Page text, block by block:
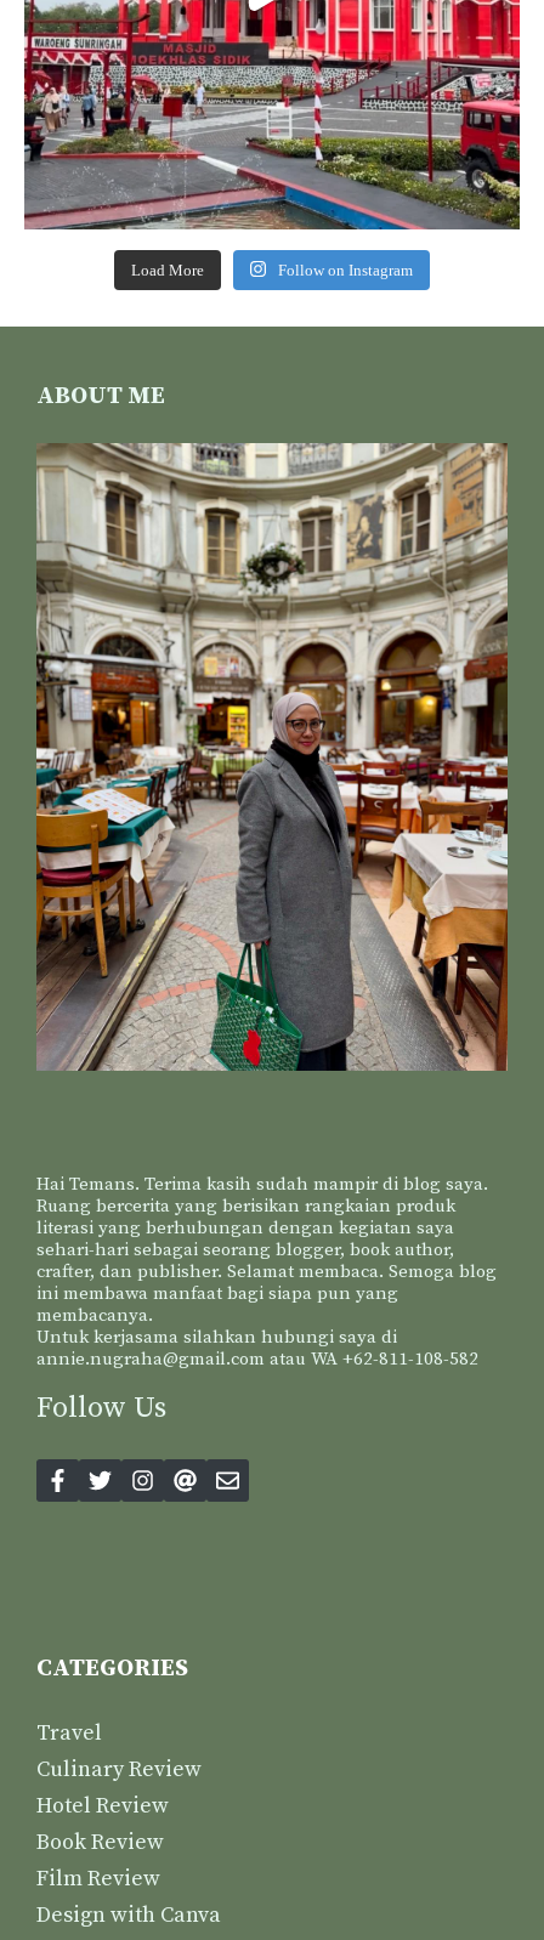
Load More Follow on Instagram
ABOUT ME
Hai Temans. Terima kasih sudah mampir di blog saya.
Ruang bercerita yang berisikan rangkaian produk
literasi yang berhubungan dengan kegiatan saya
sehari-hari sebagai seorang blogger, book author,
crafter, dan publisher. Selamat membaca. Semoga blog
ini membawa manfaat bagi siapa pun yang
membacanya.
Untuk kerjasama silahkan hubungi saya di
annie.nugraha@gmail.com atau WA +62-811-108-582
Follow Us
CATEGORIES
Travel
Culinary Review
Hotel Review
Book Review
Film Review
Design with Canva